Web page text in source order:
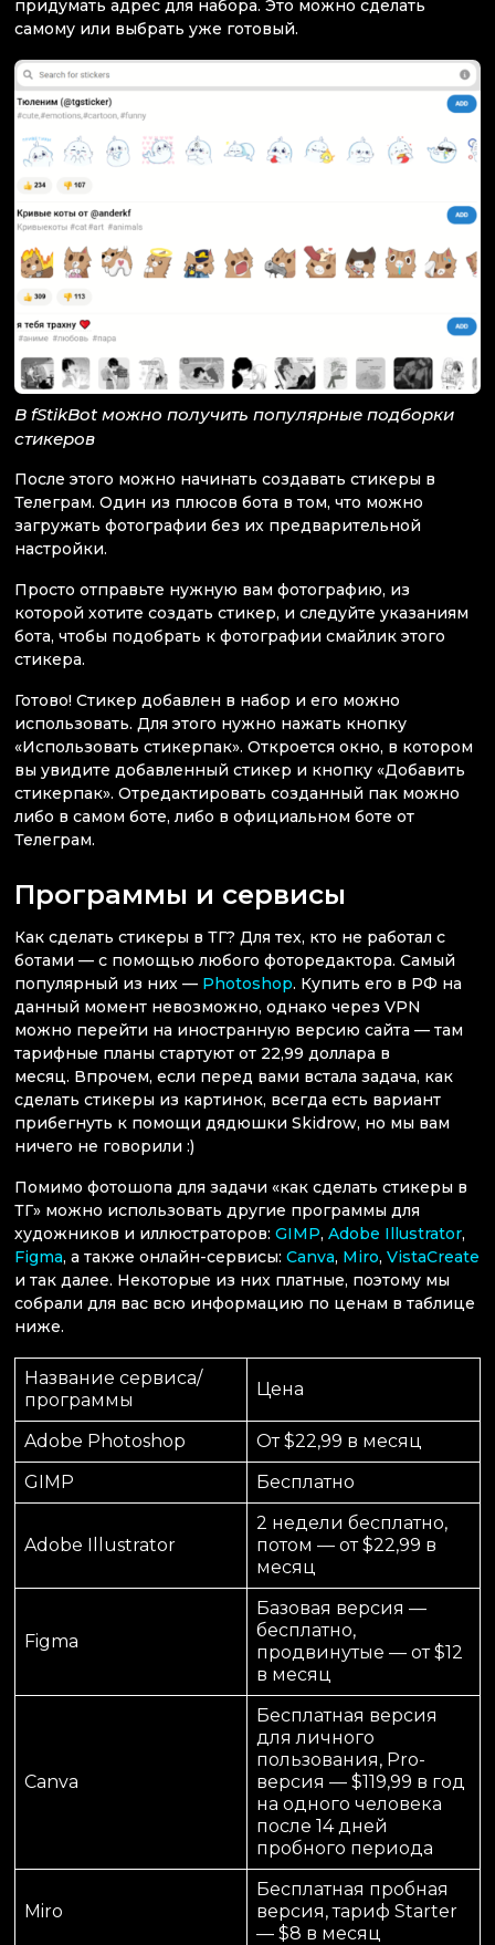
придумать адрес для набора. Это можно сделать
самому или выбрать уже готовый.
В fStikBot можно получить популярные подборки
стикеров
После этого можно начинать создавать стикеры в
Телеграм. Один из плюсов бота в том, что можно
загружать фотографии без их предварительной
настройки.
Просто отправьте нужную вам фотографию, из
которой хотите создать стикер, и следуйте указаниям
бота, чтобы подобрать к фотографии смайлик этого
стикера.
Готово! Стикер добавлен в набор и его можно
использовать. Для этого нужно нажать кнопку
«Использовать стикерпак». Откроется окно, в котором
вы увидите добавленный стикер и кнопку «Добавить
стикерпак». Отредактировать созданный пак можно
либо в самом боте, либо в официальном боте от
Телеграм.
Программы и сервисы
Как сделать стикеры в ТГ? Для тех, кто не работал с
ботами — с помощью любого фоторедактора. Самый
популярный из них — Photoshop. Купить его в РФ на
данный момент невозможно, однако через VPN
можно перейти на иностранную версию сайта — там
тарифные планы стартуют от 22,99 доллара в
месяц. Впрочем, если перед вами встала задача, как
сделать стикеры из картинок, всегда есть вариант
прибегнуть к помощи дядюшки Skidrow, но мы вам
ничего не говорили :)
Помимо фотошопа для задачи «как сделать стикеры в
ТГ» можно использовать другие программы для
художников и иллюстраторов: GIMP, Adobe Illustrator,
Figma, а также онлайн-сервисы: Canva, Miro, VistaCreate
и так далее. Некоторые из них платные, поэтому мы
собрали для вас всю информацию по ценам в таблице
ниже.
Название сервиса/
программы
Цена
Adobe Photoshop
От $22,99 в месяц
GIMP
Бесплатно
Adobe Illustrator
2 недели бесплатно,
потом — от $22,99 в
месяц
Figma
Базовая версия —
бесплатно,
продвинутые — от $12
в месяц
Canva
Бесплатная версия
для личного
пользования, Pro-
версия — $119,99 в год
на одного человека
после 14 дней
пробного периода
Miro
Бесплатная пробная
версия, тариф Starter
— $8 в месяц